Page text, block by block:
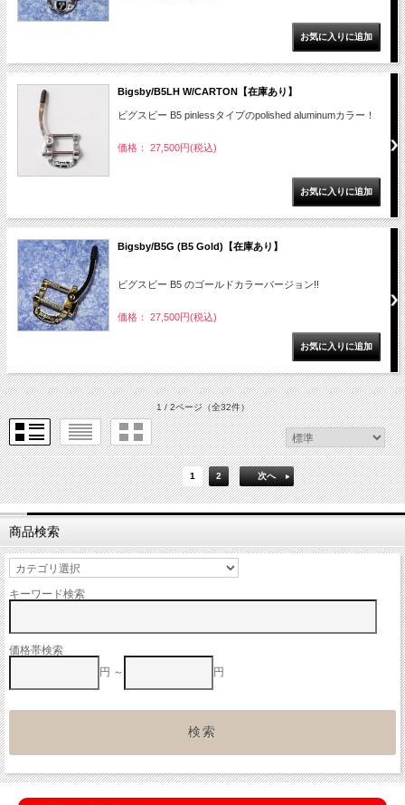
Bigsby/B5LH W/CARTON【在庫あり】
ビグスビー B5 pinlessタイプのpolished aluminumカラー！
価格： 27,500円(税込)
Bigsby/B5G (B5 Gold)【在庫あり】
ビグスビー B5 のゴールドカラーバージョン!!
価格： 27,500円(税込)
1 / 2ページ（全32件）
1 2 次へ
商品検索
キーワード検索
価格帯検索
円 ～
円